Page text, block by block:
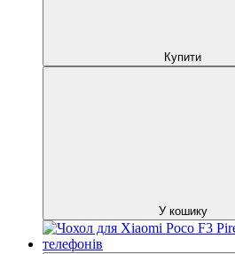
Купити
У кошику